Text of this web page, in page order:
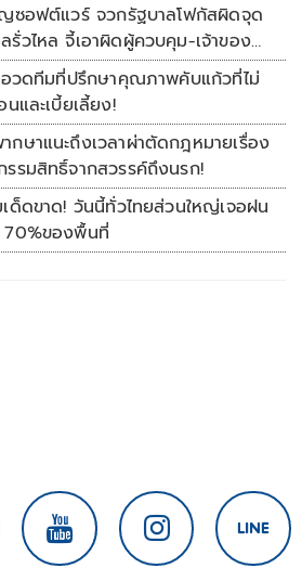
ญซอฟต์แวร์ จวกรัฐบาลโฟกัสผิดจุด
วไหล จี้เอาผิดผู้ควบคุม-เจ้าของ
ฎหมาย PDPA
วดทีมที่ปรึกษาคุณภาพคับแก้วที่ไม่
นและเบี้ยเลี้ยง!
ษาแนะถึงเวลาผ่าตัดกฎหมายเรื่อง
รมสิทธิ์จากสวรรค์ถึงนรก!
ด็ดขาด! วันนี้ทั่วไทยส่วนใหญ่เจอฝน
ของพื้นที่